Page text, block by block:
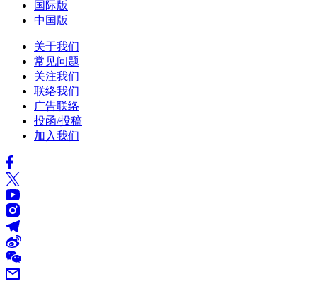
国际版
中国版
关于我们
常见问题
关注我们
联络我们
广告联络
投函/投稿
加入我们